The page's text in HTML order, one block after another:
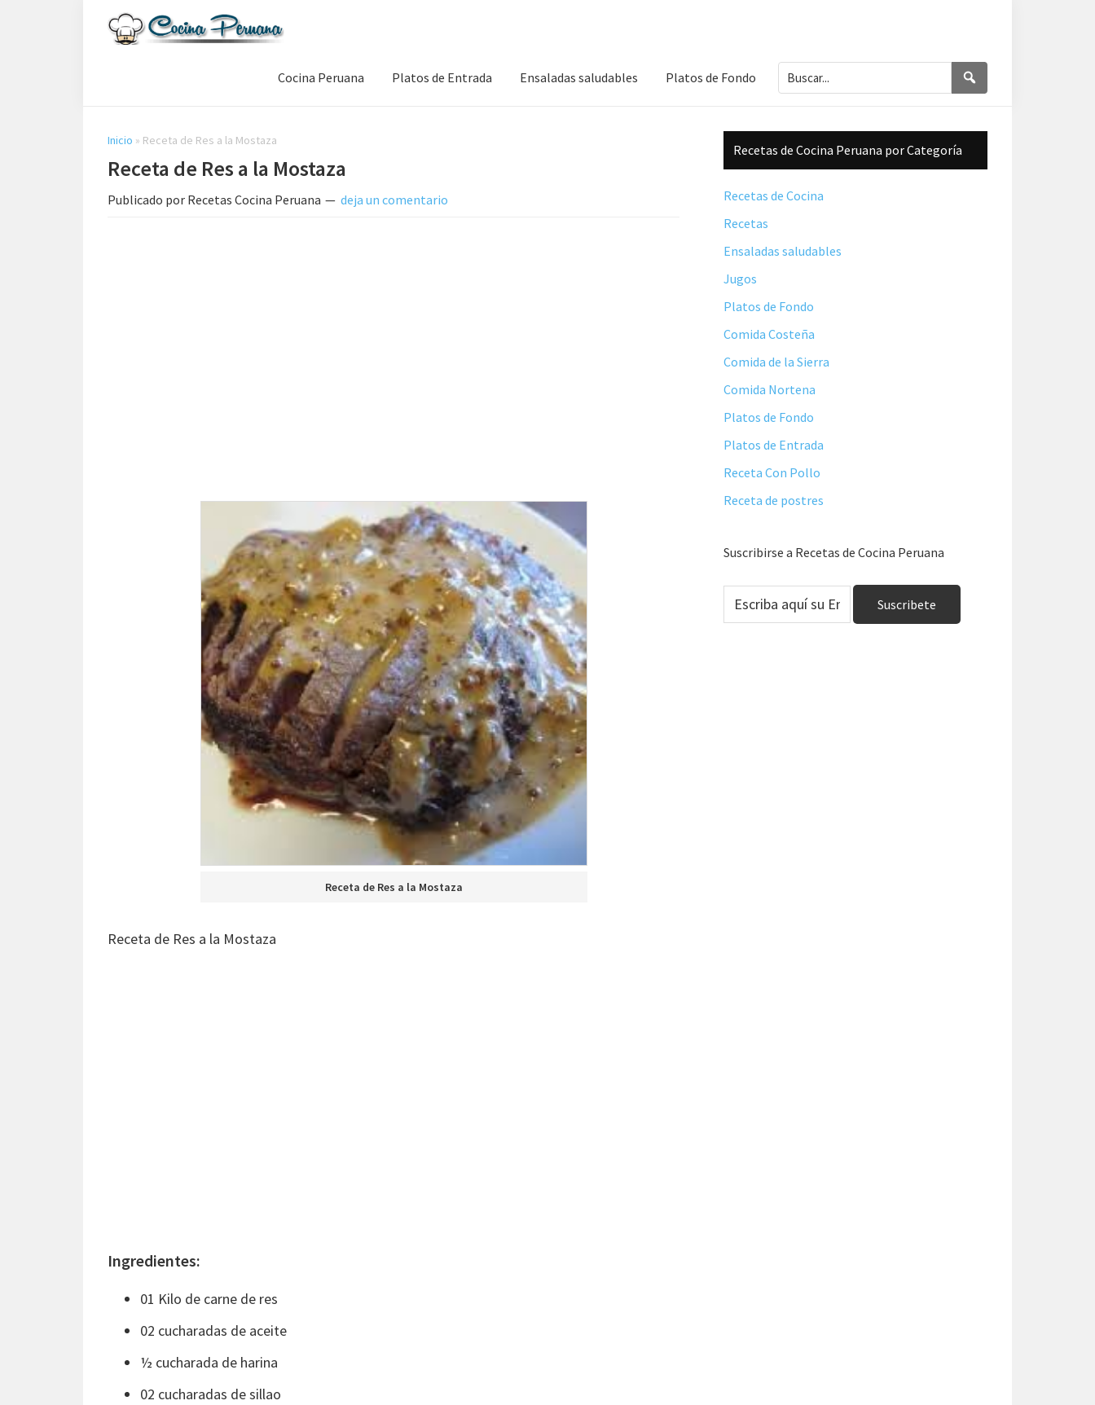
de
Comida
Peruana
Cocina Peruana Platos de Entrada Ensaladas saludables Platos de Fondo Buscar...
Inicio » Receta de Res a la Mostaza
Receta de Res a la Mostaza
Publicado por Recetas Cocina Peruana deja un comentario
Receta de Res a la Mostaza
Receta de Res a la Mostaza
Ingredientes:
01 Kilo de carne de res
02 cucharadas de aceite
½ cucharada de harina
02 cucharadas de sillao
Barra
lateral
principal
Recetas de Cocina Peruana por Categoría
Recetas de Cocina
Recetas
Ensaladas saludables
Jugos
Platos de Fondo
Comida Costeña
Comida de la Sierra
Comida Nortena
Platos de Fondo
Platos de Entrada
Receta Con Pollo
Receta de postres
Suscribirse a Recetas de Cocina Peruana